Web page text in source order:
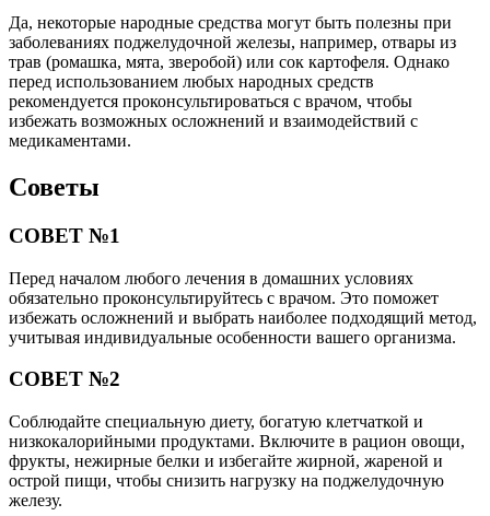
Да, некоторые народные средства могут быть полезны при
заболеваниях поджелудочной железы, например, отвары из
трав (ромашка, мята, зверобой) или сок картофеля. Однако
перед использованием любых народных средств
рекомендуется проконсультироваться с врачом, чтобы
избежать возможных осложнений и взаимодействий с
медикаментами.
Советы
СОВЕТ №1
Перед началом любого лечения в домашних условиях
обязательно проконсультируйтесь с врачом. Это поможет
избежать осложнений и выбрать наиболее подходящий метод,
учитывая индивидуальные особенности вашего организма.
СОВЕТ №2
Соблюдайте специальную диету, богатую клетчаткой и
низкокалорийными продуктами. Включите в рацион овощи,
фрукты, нежирные белки и избегайте жирной, жареной и
острой пищи, чтобы снизить нагрузку на поджелудочную
железу.